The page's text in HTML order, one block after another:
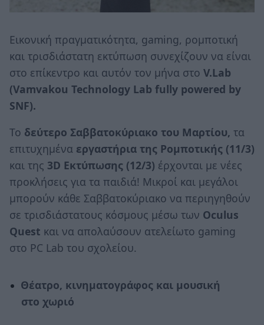
Εικονική πραγματικότητα, gaming, ρομποτική
και τρισδιάστατη εκτύπωση συνεχίζουν να είναι
στο επίκεντρο και αυτόν τον μήνα στο V.Lab
(Vamvakou Technology Lab fully powered by
SNF).
Το δεύτερο Σαββατοκύριακο του Μαρτίου, τα
επιτυχημένα εργαστήρια της Ρομποτικής (11/3)
και της 3D Εκτύπωσης (12/3) έρχονται με νέες
προκλήσεις για τα παιδιά! Μικροί και μεγάλοι
μπορούν κάθε Σαββατοκύριακο να περιηγηθούν
σε τρισδιάστατους κόσμους μέσω των Oculus
Quest και να απολαύσουν ατελείωτο gaming
στο PC Lab του σχολείου.
Θέατρο, κινηματογράφος και μουσική
στο χωριό